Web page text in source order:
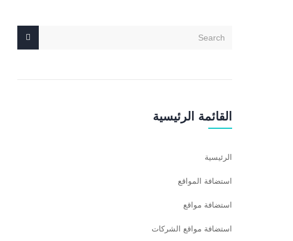
القائمة الرئيسية
الرئيسية
استضافة المواقع
استضافة مواقع
استضافة مواقع الشركات